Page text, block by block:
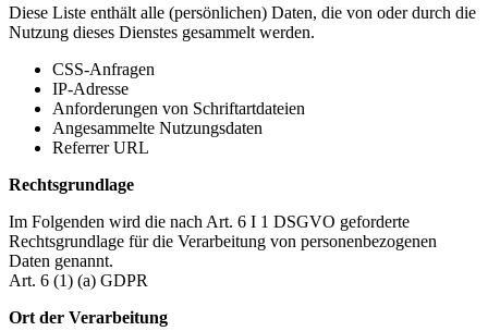
Diese Liste enthält alle (persönlichen) Daten, die von oder durch die
Nutzung dieses Dienstes gesammelt werden.
CSS-Anfragen
IP-Adresse
Anforderungen von Schriftartdateien
Angesammelte Nutzungsdaten
Referrer URL
Rechtsgrundlage
Im Folgenden wird die nach Art. 6 I 1 DSGVO geforderte
Rechtsgrundlage für die Verarbeitung von personenbezogenen
Daten genannt.
Art. 6 (1) (a) GDPR
Ort der Verarbeitung